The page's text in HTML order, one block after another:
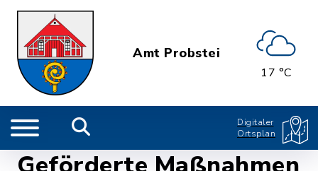
Amt Probstei
17 °C
Digitaler
Ortsplan